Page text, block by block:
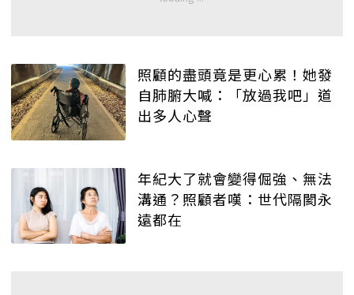
照顧的盡頭竟是更心累！她發
自肺腑大喊：「放過我吧」道
出多人心聲
年紀大了就會變得倔強、無法
溝通？照顧者嘆：世代隔閡永
遠都在